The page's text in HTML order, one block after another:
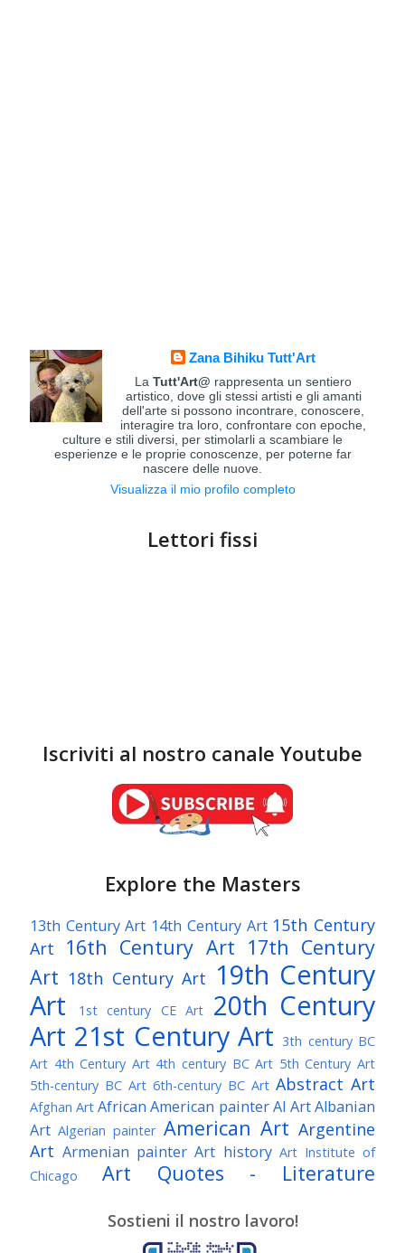
Zana Bihiku Tutt'Art
LaTutt'Art@ rappresenta un sentiero
artistico, dove gli stessi artisti e gli amanti
dell'arte si possono incontrare, conoscere,
interagire tra loro, confrontare con epoche,
culture e stili diversi, per stimolarli a scambiare le
esperienze e le proprie conoscenze, per poterne far
nascere delle nuove.
Visualizza il mio profilo completo
Lettori fissi
Iscriviti al nostro canale Youtube
Explore the Masters
13th Century Art 14th Century Art 15th Century
Art
16th Century Art 17th Century
Art 18th Century Art 19th Century
Art
1st century CE Art
20th Century
Art 21st Century Art 3th century BC
Art 4th Century Art 4th century BC Art 5th Century Art
5th-century BC Art 6th-century BC Art Abstract Art
Afghan Art African American painterAI ArtAlbanian
Art Algerian painter American Art Argentine
Art Armenian painter Art history Art Institute of
Chicago
Art Quotes - Literature
Awarded Artist Baroque Art
Belgian Art Bohemian Art
Sostieni il nostro lavoro!